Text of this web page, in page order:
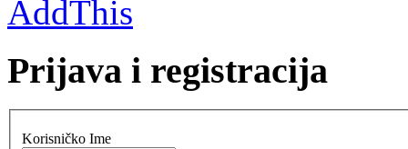
Prijava i registracija
Korisničko Ime